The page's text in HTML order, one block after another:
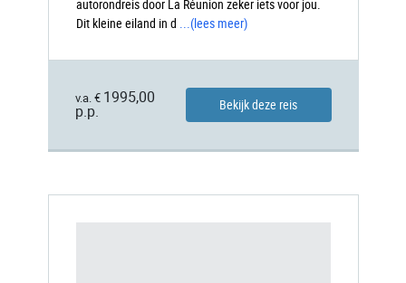
autorondreis door La Réunion zeker iets voor jou.
Dit kleine eiland in d ...(lees meer)
v.a. € 1995,00
p.p.
Bekijk deze reis